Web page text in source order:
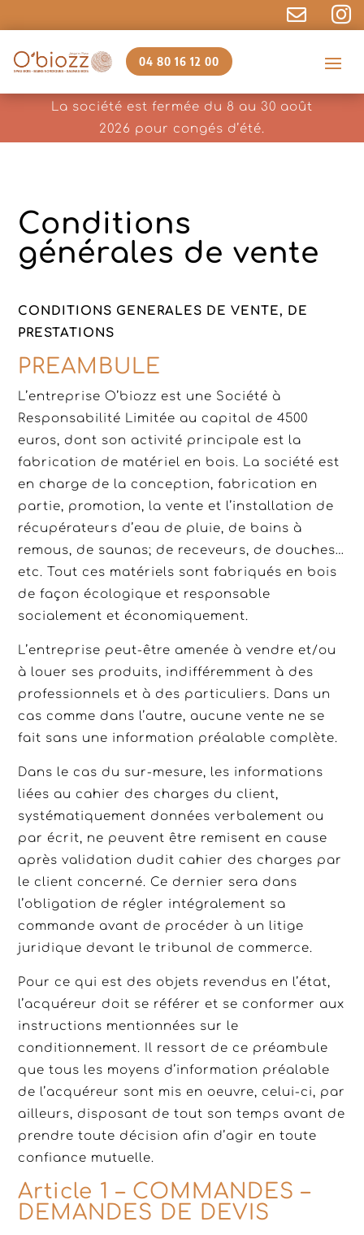


04 80 16 12 00
La société est fermée du 8 au 30 août
2026 pour congés d’été.
Conditions
générales de vente
CONDITIONS GENERALES DE VENTE, DE
PRESTATIONS
PREAMBULE
L’entreprise O’biozz est une Société à
Responsabilité Limitée au capital de 4500
euros, dont son activité principale est la
fabrication de matériel en bois. La société est
en charge de la conception, fabrication en
partie, promotion, la vente et l’installation de
récupérateurs d’eau de pluie, de bains à
remous, de saunas; de receveurs, de douches…
etc. Tout ces matériels sont fabriqués en bois
de façon écologique et responsable
socialement et économiquement.
L’entreprise peut-être amenée à vendre et/ou
à louer ses produits, indifféremment à des
professionnels et à des particuliers. Dans un
cas comme dans l’autre, aucune vente ne se
fait sans une information préalable complète.
Dans le cas du sur-mesure, les informations
liées au cahier des charges du client,
systématiquement données verbalement ou
par écrit, ne peuvent être remisent en cause
après validation dudit cahier des charges par
le client concerné. Ce dernier sera dans
l’obligation de régler intégralement sa
commande avant de procéder à un litige
juridique devant le tribunal de commerce.
Pour ce qui est des objets revendus en l’état,
l’acquéreur doit se référer et se conformer aux
instructions mentionnées sur le
conditionnement. Il ressort de ce préambule
que tous les moyens d’information préalable
de l’acquéreur sont mis en oeuvre, celui-ci, par
ailleurs, disposant de tout son temps avant de
prendre toute décision afin d’agir en toute
confiance mutuelle.
Article 1 – COMMANDES –
DEMANDES DE DEVIS